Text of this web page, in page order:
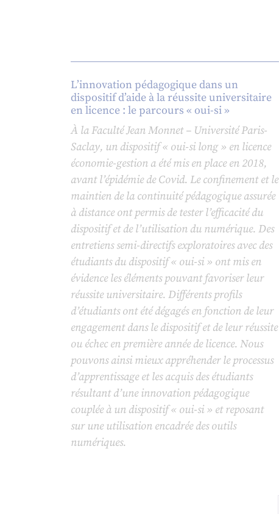
L’innovation pédagogique dans un
dispositif d’aide à la réussite universitaire
en licence : le parcours « oui-si »
À la Faculté Jean Monnet – Université Paris-
Saclay, un dispositif « oui-si long » en licence
économie-gestion a été mis en place en 2018,
avant l’épidémie de Covid. Le confinement et le
maintien de la continuité pédagogique assurée
à distance ont permis de tester l’efficacité du
dispositif et de l’utilisation du numérique. Des
entretiens semi-directifs exploratoires avec des
étudiants du dispositif « oui-si » ont mis en
évidence les éléments pouvant favoriser leur
réussite universitaire. Différents profils
d’étudiants ont été dégagés en fonction de leur
engagement dans le dispositif et de leur réussite
ou échec en première année de licence. Nous
pouvons ainsi mieux appréhender le processus
d’apprentissage et les acquis des étudiants
résultant d’une innovation pédagogique
couplée à un dispositif « oui-si » et reposant
sur une utilisation encadrée des outils
numériques.